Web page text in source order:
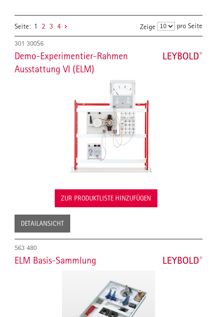
Seite: 1 2 3 4 Zeige pro Seite
301 300S6
Demo-Experimentier-Rahmen
Ausstattung VI (ELM)
ZUR PRODUKTLISTE HINZUFÜGEN
DETAILANSICHT
563 480
ELM Basis-Sammlung